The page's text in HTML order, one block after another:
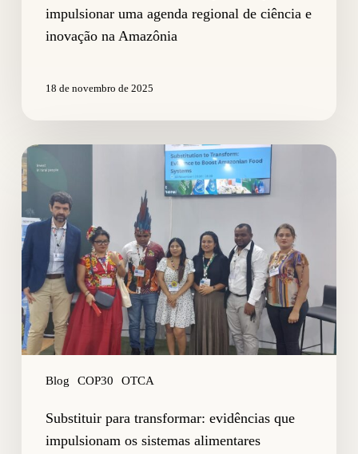
impulsionar uma agenda regional de ciência e
inovação na Amazônia
18 de novembro de 2025
Blog COP30 OTCA
Substituir
para
transformar:
evidências
que
impulsionam
sistemas
alimentares
amazônicos
Substituir para transformar: evidências que
impulsionam os sistemas alimentares